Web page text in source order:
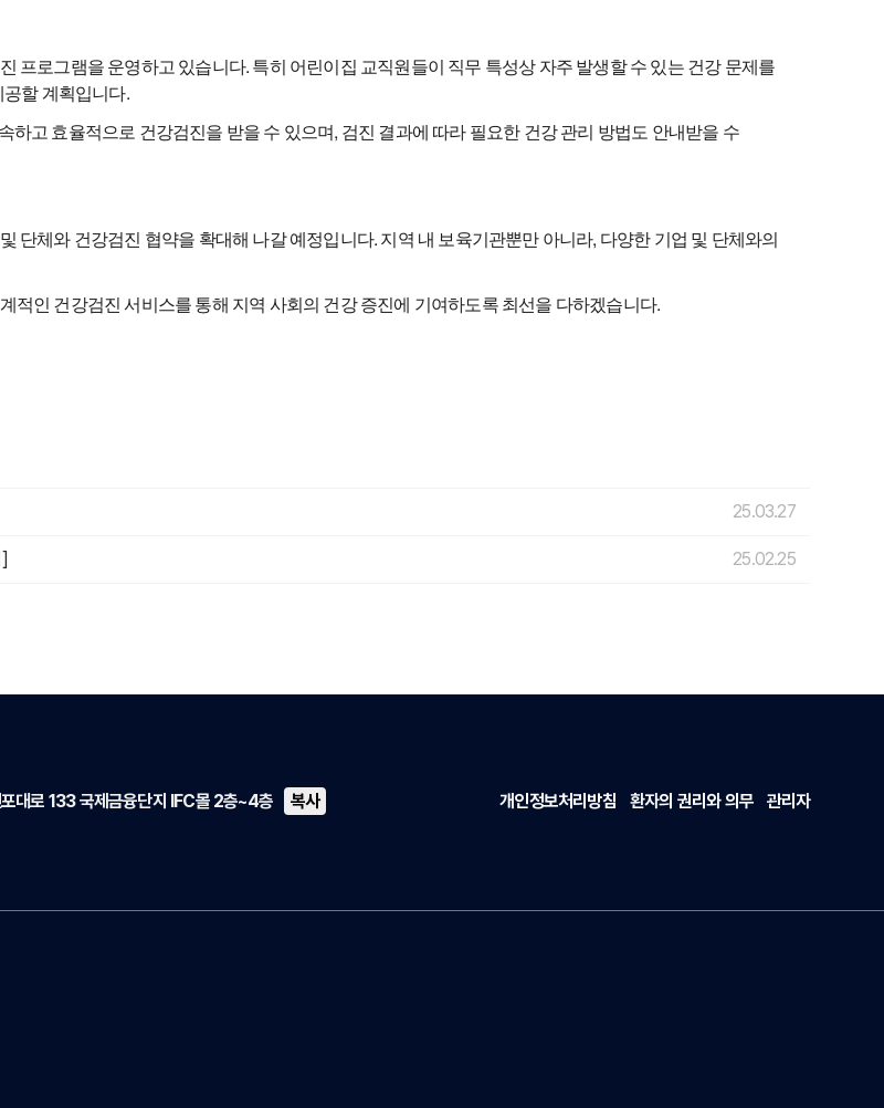
프로그램을 운영하고 있습니다. 특히 어린이집 교직원들이 직무 특성상 자주 발생할 수 있는 건강 문제를
할 계획입니다.
고 효율적으로 건강검진을 받을 수 있으며, 검진 결과에 따라 필요한 건강 관리 방법도 안내받을 수
단체와 건강검진 협약을 확대해 나갈 예정입니다. 지역 내 보육기관뿐만 아니라, 다양한 기업 및 단체와의
인 건강검진 서비스를 통해 지역 사회의 건강 증진에 기여하도록 최선을 다하겠습니다.
25.03.27
25.02.25
개인정보처리방침 환자의 권리와 의무 관리자
대로 133 국제금융단지 IFC몰 2층~4층